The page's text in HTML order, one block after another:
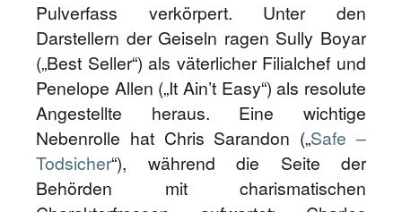
Pulverfass verkörpert. Unter den
Darstellern der Geiseln ragen Sully Boyar
(„Best Seller“) als väterlicher Filialchef und
Penelope Allen („It Ain’t Easy“) als resolute
Angestellte heraus. Eine wichtige
Nebenrolle hat Chris Sarandon („Safe –
Todsicher“), während die Seite der
Behörden mit charismatischen